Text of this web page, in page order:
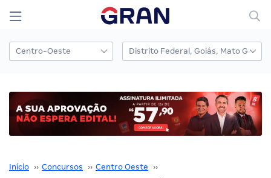
Início ›› Concursos ›› Centro Oeste ››